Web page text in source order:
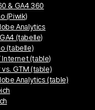
& GA4 360
(Piwik)
Analytics
(tabelle)
(tabelle)
Internet (table)
vs. GTM (table)
Analytics (table)